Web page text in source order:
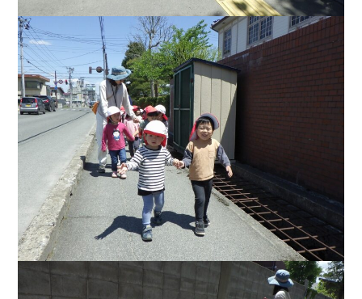
園の概要
概要
アクセス
お問い合わせ
0238-23-9261
月曜日～金曜日／9:00～17:00
お問い合わせ